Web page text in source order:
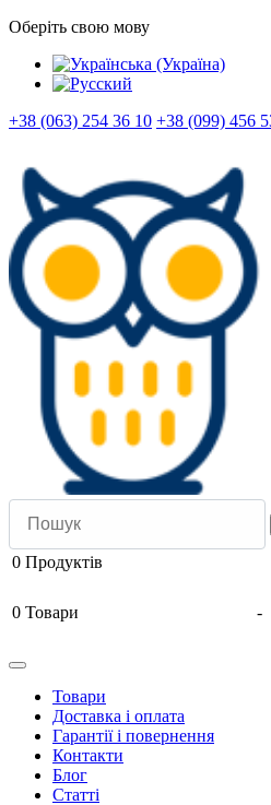
Оберіть свою мову
+38 (063) 254 36 10 +38 (099) 456
0 Продуктів
0 Товари -
Товари
Доставка і оплата
Гарантії і повернення
Контакти
Блог
Статті